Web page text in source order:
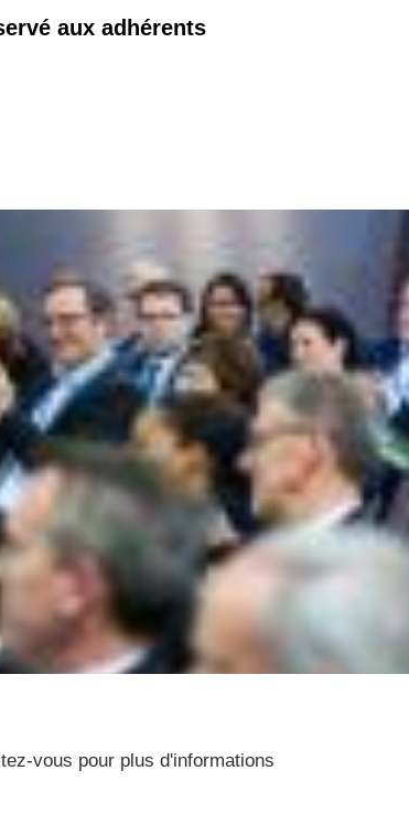
aux adhérents
vous pour plus d'informations